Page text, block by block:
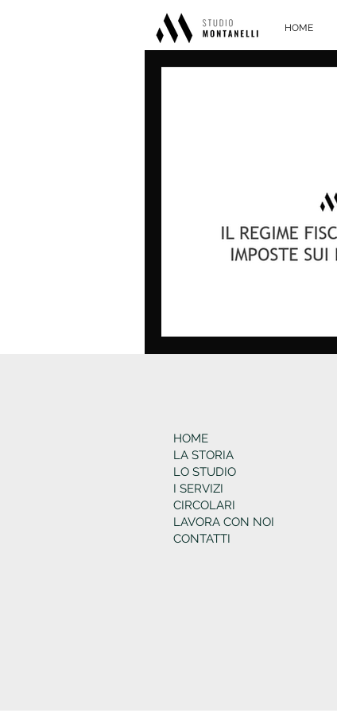
HOME
HOME
LA STORIA
LO STUDIO
I SERVIZI
CIRCOLARI
LAVORA CON NOI
CONTATTI